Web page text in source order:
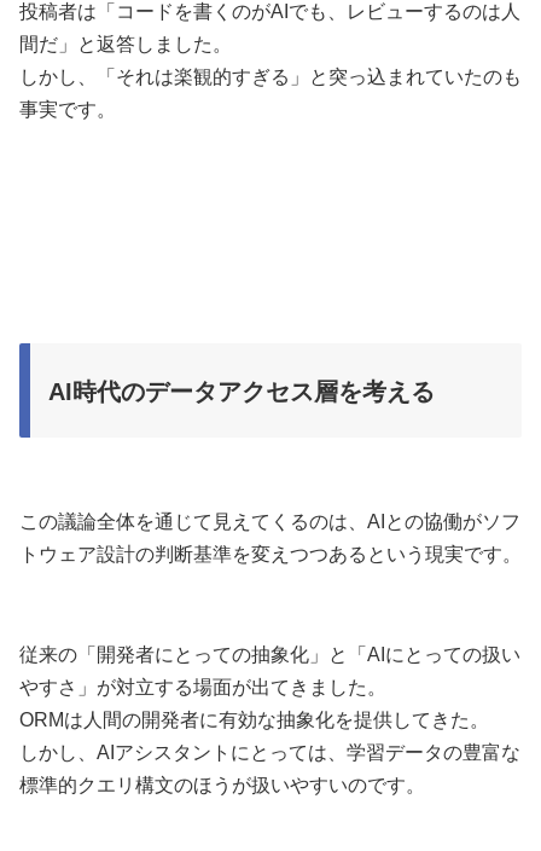
投稿者は「コードを書くのがAIでも、レビューするのは人
間だ」と返答しました。
しかし、「それは楽観的すぎる」と突っ込まれていたのも
事実です。
AI時代のデータアクセス層を考える
この議論全体を通じて見えてくるのは、AIとの協働がソフ
トウェア設計の判断基準を変えつつあるという現実です。
従来の「開発者にとっての抽象化」と「AIにとっての扱い
やすさ」が対立する場面が出てきました。
ORMは人間の開発者に有効な抽象化を提供してきた。
しかし、AIアシスタントにとっては、学習データの豊富な
標準的クエリ構文のほうが扱いやすいのです。